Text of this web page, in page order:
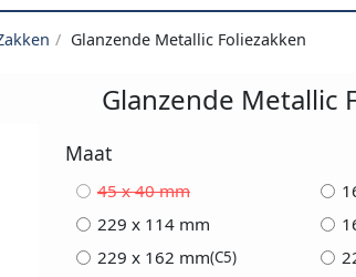
Glanzende Metallic Foliezakken
Glanzende Metallic
Maat
45 x 40 mm
229 x 114 mm
229 x 162 mm(C5)